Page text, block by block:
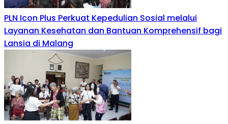
PLN Icon Plus Perkuat Kepedulian Sosial melalui
Layanan Kesehatan dan Bantuan Komprehensif bagi
Lansia di Malang